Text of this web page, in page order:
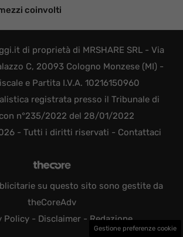
coinvolti
di proprietà di MRSHARE SRL - Via
C, 20093 Cologno Monzese (MI) -
e Partita I.V.A. 10216150960
registrata presso il Tribunale di
n°235/2022 del 28/01/2022
- Tutti i diritti riservati - Contattaci
su questo sito sono gestite da
theCoreAdv
Policy- Disclaimer- Redazione
Gestione preferenze cookie